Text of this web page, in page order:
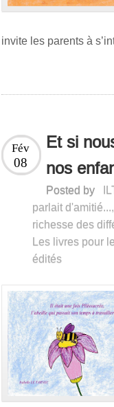
invite les parents à
Et si
nos
Fév
08
Posted by
parlait d'amitié...,
richesse des
Les livres pour
édités